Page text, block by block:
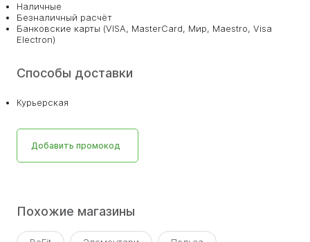
Наличные
Безналичный расчёт
Банковские карты (VISA, MasterCard, Мир, Maestro, Visa
Electron)
Способы доставки
Курьерская
Добавить промокод
Похожие магазины